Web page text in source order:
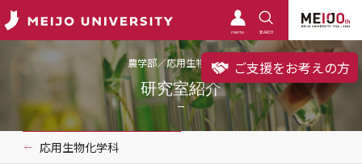
meimo SEARCH
ご支援をお考えの方
農学部／応用生物化学科
研究室紹介
応用生物化学科